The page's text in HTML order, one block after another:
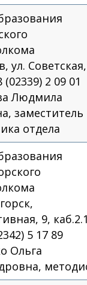
ул. Советская,
(02339) 2 09 01
Людмила
заместитель
отдела
9,
5 17 89
Ольга